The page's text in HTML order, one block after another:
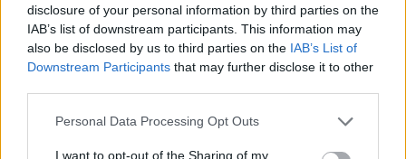
disclosure of your personal information by third parties on the
IAB’s list of downstream participants. This information may
also be disclosed by us to third parties on the IAB’s List of
Downstream Participants that may further disclose it to other
Personal Data Processing Opt Outs
I want to opt-out of the Sharing of my
Ajax-talent Mohamed Abdalla schrijft Europese
geschiedenis
de basis bij FC Barcelona